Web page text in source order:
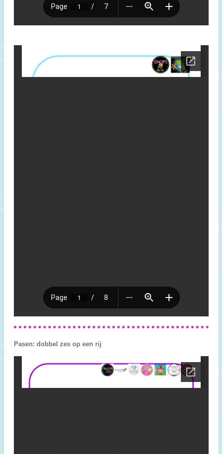
Pasen: dobbel zes op een rij